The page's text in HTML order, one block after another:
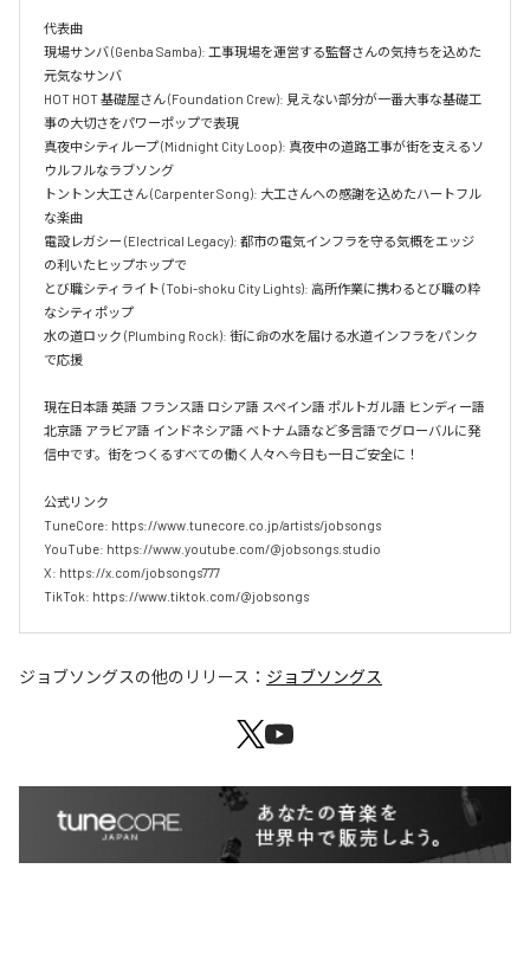
代表曲
現場サンバ (Genba Samba): 工事現場を運営する監督さんの気持ちを込めた
元気なサンバ
HOT HOT 基礎屋さん (Foundation Crew): 見えない部分が一番大事な基礎工
事の大切さをパワーポップで表現
真夜中シティループ (Midnight City Loop): 真夜中の道路工事が街を支えるソ
ウルフルなラブソング
トントン大工さん (Carpenter Song): 大工さんへの感謝を込めたハートフル
な楽曲
電設レガシー (Electrical Legacy): 都市の電気インフラを守る気概をエッジ
の利いたヒップホップで
とび職シティライト (Tobi-shoku City Lights): 高所作業に携わるとび職の粋
なシティポップ
水の道ロック (Plumbing Rock): 街に命の水を届ける水道インフラをパンク
で応援
現在日本語 英語 フランス語 ロシア語 スペイン語 ポルトガル語 ヒンディー語
北京語 アラビア語 インドネシア語 ベトナム語など多言語でグローバルに発
信中です。街をつくるすべての働く人々へ今日も一日ご安全に！
公式リンク
TuneCore: https://www.tunecore.co.jp/artists/jobsongs
YouTube: https://www.youtube.com/@jobsongs.studio
X: https://x.com/jobsongs777
TikTok: https://www.tiktok.com/@jobsongs
ジョブソングスの他のリリース： ジョブソングス